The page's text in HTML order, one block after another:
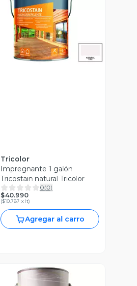
Vista Previa
Tricolor
Impregnante 1 galón
Tricostain natural Tricolor
0(0)
$40.990
($10.787 x lt)
Agregar al carro